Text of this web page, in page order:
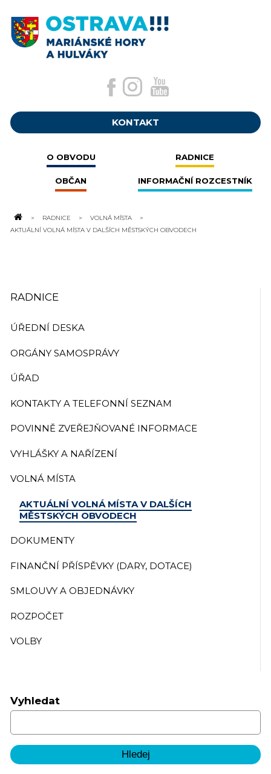
KONTAKT
O OBVODU RADNICE
OBČAN INFORMAČNÍ ROZCESTNÍK
RADNICE
VOLNÁ MÍSTA
AKTUÁLNÍ VOLNÁ MÍSTA V DALŠÍCH MĚSTSKÝCH OBVODECH
RADNICE
ÚŘEDNÍ DESKA
ORGÁNY SAMOSPRÁVY
ÚŘAD
KONTAKTY A TELEFONNÍ SEZNAM
POVINNĚ ZVEŘEJŇOVANÉ INFORMACE
VYHLÁŠKY A NAŘÍZENÍ
VOLNÁ MÍSTA
AKTUÁLNÍ VOLNÁ MÍSTA V DALŠÍCH
MĚSTSKÝCH OBVODECH
DOKUMENTY
FINANČNÍ PŘÍSPĚVKY (DARY, DOTACE)
SMLOUVY A OBJEDNÁVKY
ROZPOČET
VOLBY
Vyhledat